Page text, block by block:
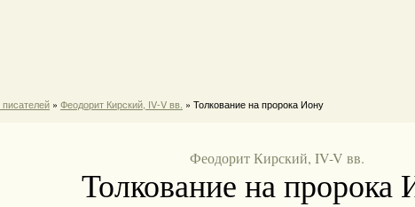
» Феодорит Кирский, IV-V вв. » Толкование на пророка Иону
Феодорит Кирский, IV-V вв.
Толкование на пророка